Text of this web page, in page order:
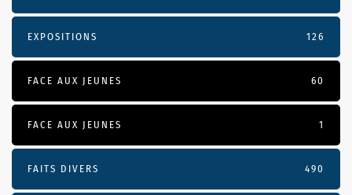
EXPOSITIONS 126
FACE AUX JEUNES 60
FACE AUX JEUNES 1
FAITS DIVERS 490